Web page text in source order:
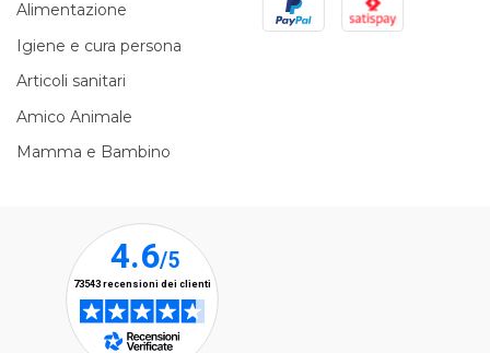
Alimentazione
Igiene e cura persona
Articoli sanitari
Amico Animale
Mamma e Bambino